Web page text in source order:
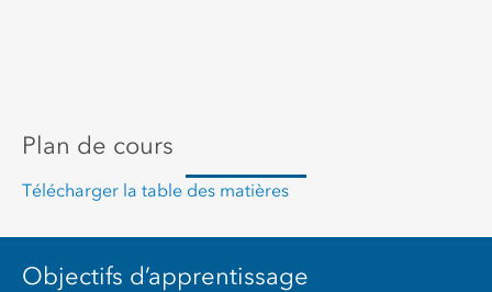
Plan de cours
Télécharger la table des matières
Objectifs d’apprentissage